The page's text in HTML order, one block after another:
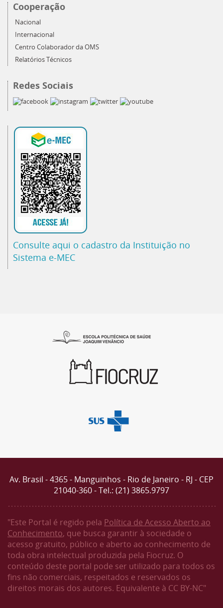
Cooperação
Nacional
Internacional
Centro Colaborador da OMS
Relatórios Técnicos
Redes Sociais
Consulte aqui o cadastro da Instituição no
Sistema e-MEC
Av. Brasil - 4365 - Manguinhos - Rio de Janeiro - RJ - CEP
21040-360 - Tel.: (21) 3865.9797
"Este Portal é regido pela Política de Acesso Aberto ao
Conhecimento, que busca garantir à sociedade o
acesso gratuito, público e aberto ao conhecimento de
toda obra intelectual produzida pela Fiocruz. O
conteúdo deste portal pode ser utilizado para todos os
fins não comerciais, respeitados e reservados os
direitos morais dos autores. Equivalente à CC BY-NC"